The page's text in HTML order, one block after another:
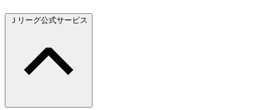
Ｊリーグ公式サービス